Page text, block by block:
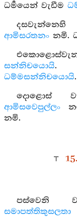
ධර්‍මයෙන් වැඩීම
ආමිසරතනං නමි.
සන්නිචයොයි.
ධම්මසන්නිචයොයි.
දොළොස්
ආමිසවෙපුල්ලං
නමි.
පස්වෙනි
සමාපත්තිකුසලතා